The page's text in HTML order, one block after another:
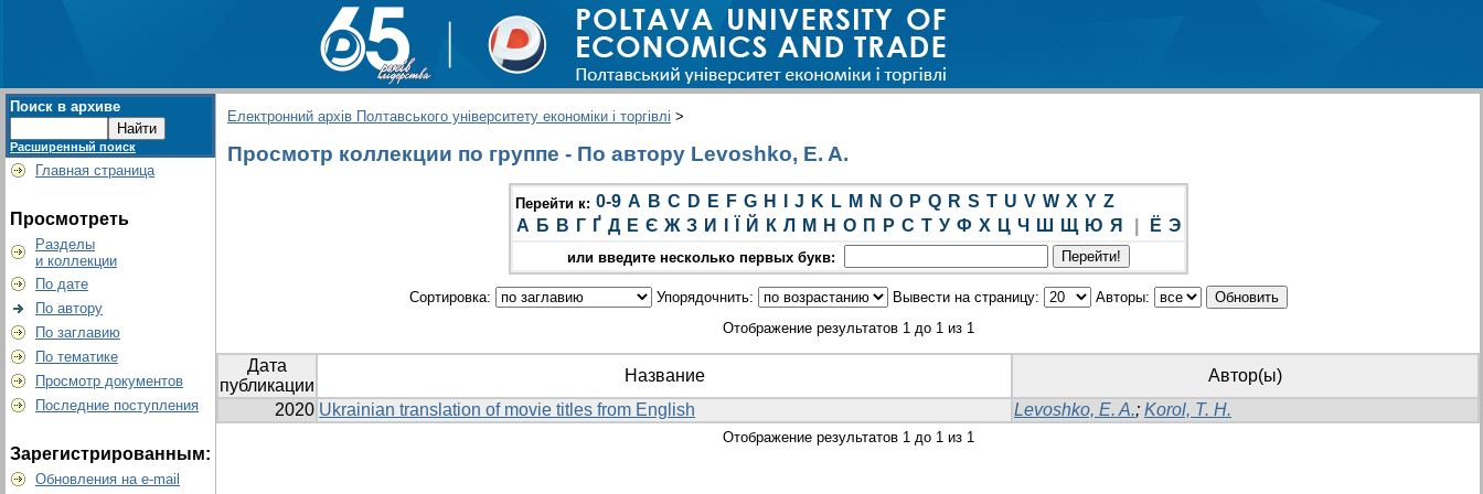
Поиск в архиве
Расширенный поиск
Главная страница
Просмотреть
Разделы
и коллекции
По дате
По автору
По заглавию
По тематике
Просмотр документов
Последние поступления
Зарегистрированным:
Обновления на e-mail
Електронний архів Полтавського університету економіки і торгівлі >
Просмотр коллекции по группе - По автору Levoshko, E. A.
Перейти к: 0-9 A B C D E F G H J K L M N O P Q R S T U V W X Y Z
А Б В Г Ґ Д Е Є Ж З И Й К Л М Н О П Р С Т У Ф Х Ц Ч Ш Щ Ю Я Ё Э
или введите несколько первых букв:
Сортировка: Упорядочнить: Вывести на страницу:
Авторы:
Отображение результатов 1 до 1 из 1
Дата
публикации
Название
Автор(ы)
2020 Ukrainian translation of movie titles from English Levoshko, E. A.; Korol, T. H.
Отображение результатов 1 до 1 из 1